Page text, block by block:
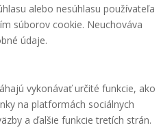
alebo nesúhlasu používateľa
súborov cookie. Neuchováva
údaje.
vykonávať určité funkcie, ako
na platformách sociálnych
a ďalšie funkcie tretích strán.